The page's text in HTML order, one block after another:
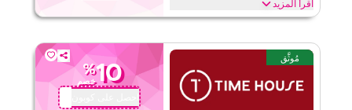
قيّمنا
اقرأ أقل
اقرأ المزيد
احصل على خصم 5% على أسعار أجهزة آيفون المُجدَّدة في ريفنت ستور
800 درهم إماراتي. الدفع عبر الإنترنت مطلوب. استخدام واحد لكل عميل.
الأحكام والشروط
مُوثَّق
10
%
خصم
احصل على كوبون